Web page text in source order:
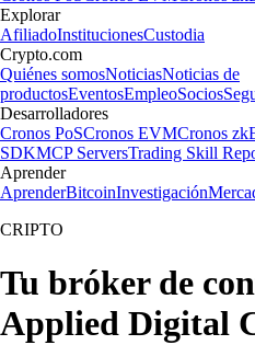
Explorar
AfiliadoInstitucionesCustodia
Crypto.com
Quiénes somosNoticiasNoticias de
productosEventosEmpleoSocios
Desarrolladores
Cronos PoSCronos EVMCronos
SDKMCP ServersTrading Skill
Aprender
AprenderBitcoinInvestigación
CRIPTO
Tu bróker de
Applied Digital